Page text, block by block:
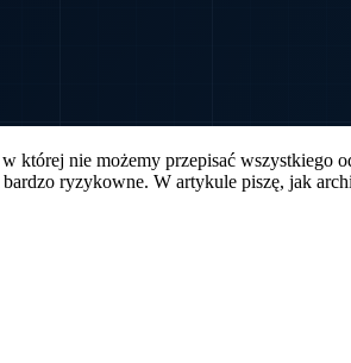
której nie możemy przepisać
ryzykowne. W artykule piszę, jak